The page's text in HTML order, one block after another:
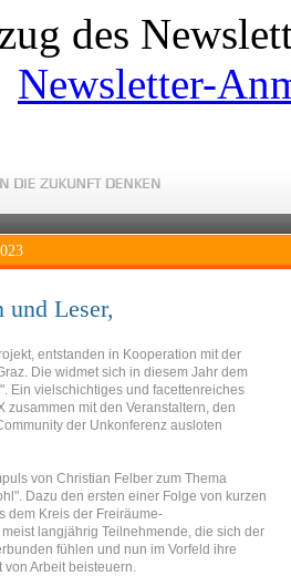
des
Newsletter-
und Leser,
entstanden in Kooperation mit der
Die widmet sich in diesem Jahr dem
Ein vielschichtiges und facettenreiches
zusammen mit den Veranstaltern, den
der Unkonferenz ausloten
von Christian Felber zum Thema
Dazu den ersten einer Folge von kurzen
dem Kreis der Freiräume-
langjährig Teilnehmende, die sich der
fühlen und nun im Vorfeld ihre
Arbeit beisteuern.